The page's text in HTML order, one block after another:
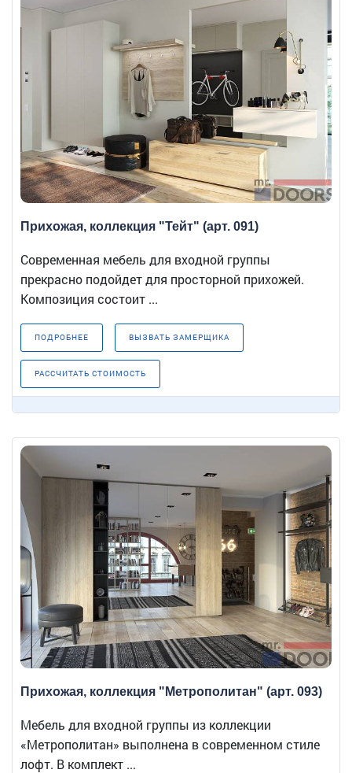
Прихожая, коллекция "Тейт" (арт. 091)
Современная мебель для входной группы
прекрасно подойдет для просторной прихожей.
Композиция состоит ...
ПОДРОБНЕЕ ВЫЗВАТЬ ЗАМЕРЩИКА
РАССЧИТАТЬ СТОИМОСТЬ
Прихожая, коллекция "Метрополитан" (арт. 093)
Мебель для входной группы из коллекции
«Метрополитан» выполнена в современном стиле
лофт. В комплект ...